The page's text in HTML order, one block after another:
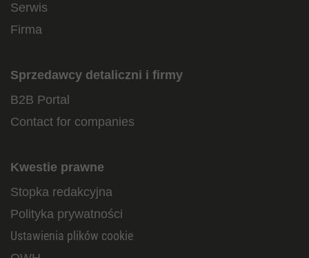
Serwis
Firma
Sprzedawcy detaliczni i firmy
B2B Portal
Contact for companies
Kwestie prawne
Stopka redakcyjna
Polityka prywatności
Ustawienia plików cookie